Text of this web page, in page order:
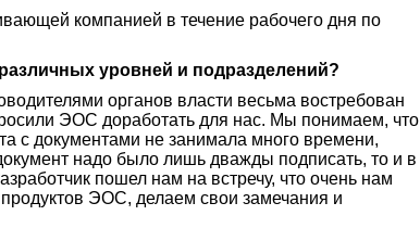
компанией в течение рабочего дня по
уровней и подразделений?
органов власти весьма востребован
ЭОС доработать для нас. Мы понимаем, что
с документами не занимала много времени,
надо было лишь дважды подписать, то и в
пошел нам на встречу, что очень нам
ЭОС, делаем свои замечания и